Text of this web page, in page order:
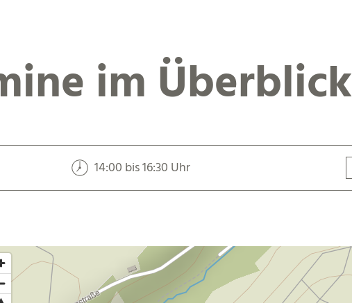
im Überblick
14:00 bis 16:30 Uhr